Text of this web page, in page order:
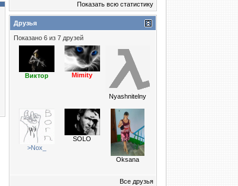
Показать всю статистику
Друзья
Показано 6 из 7 друзей
Виктор Mimity
Nyashnitelny
>Nox_
SOLO
Oksana
Все друзья